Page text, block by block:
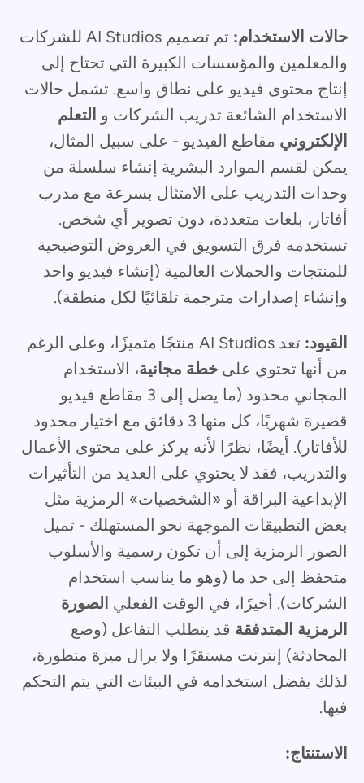
حالات الاستخدام:
تم تصميم AI Studios للشركات
والمعلمين والمؤسسات الكبيرة التي تحتاج إلى
إنتاج محتوى فيديو على نطاق واسع. تشمل حالات
الاستخدام الشائعة تدريب الشركات و التعلم
الإلكتروني مقاطع الفيديو - على سبيل المثال،
يمكن لقسم الموارد البشرية إنشاء سلسلة من
وحدات التدريب على الامتثال بسرعة مع مدرب
أفاتار، بلغات متعددة، دون تصوير أي شخص.
تستخدمه فرق التسويق في العروض التوضيحية
للمنتجات والحملات العالمية (إنشاء فيديو واحد
وإنشاء إصدارات مترجمة تلقائيًا لكل منطقة).
القيود:
تعد AI Studios منتجًا متميزًا، وعلى الرغم
من أنها تحتوي على خطة مجانية، الاستخدام
المجاني محدود (ما يصل إلى 3 مقاطع فيديو
قصيرة شهريًا، كل منها 3 دقائق مع اختيار محدود
للأفاتار). أيضًا، نظرًا لأنه يركز على محتوى الأعمال
والتدريب، فقد لا يحتوي على العديد من التأثيرات
الإبداعية البراقة أو «الشخصيات» الرمزية مثل
بعض التطبيقات الموجهة نحو المستهلك - تميل
الصور الرمزية إلى أن تكون رسمية والأسلوب
متحفظ إلى حد ما (وهو ما يناسب استخدام
الشركات). أخيرًا، في الوقت الفعلي الصورة
الرمزية المتدفقة قد يتطلب التفاعل (وضع
المحادثة) إنترنت مستقرًا ولا يزال ميزة متطورة،
لذلك يفضل استخدامه في البيئات التي يتم التحكم
فيها.
الاستنتاج: